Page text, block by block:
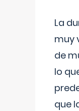
La
muy
de
lo
que